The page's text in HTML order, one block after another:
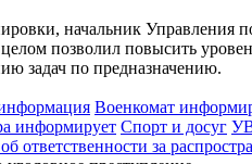
начальник
позволил повысить
задач по предназначению.
Военкомат
информирует Спорт и досуг
за